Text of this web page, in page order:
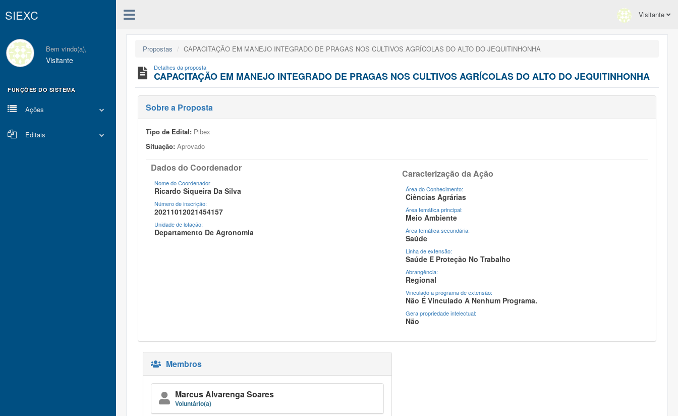
SIEXC
Bem vindo(a),
Visitante
FUNÇÕES DO SISTEMA
Ações
Editais
Visitante
Propostas CAPACITAÇÃO EM MANEJO INTEGRADO DE PRAGAS NOS CULTIVOS AGRÍCOLAS DO ALTO DO JEQUITINHONHA
Detalhes da proposta
CAPACITAÇÃO EM MANEJO INTEGRADO DE PRAGAS NOS CULTIVOS AGRÍCOLAS DO ALTO DO JEQUITINHONHA
Sobre a Proposta
Tipo de Edital: Pibex
Situação: Aprovado
Dados do Coordenador
Nome do Coordenador
Ricardo Siqueira Da Silva
Número de inscrição:
20211012021454157
Unidade de lotação:
Departamento De Agronomia
Caracterização da Ação
Área do Conhecimento:
Ciências Agrárias
Área temática principal:
Meio Ambiente
Área temática secundária:
Saúde
Linha de extensão:
Saúde E Proteção No Trabalho
Abrangência:
Regional
Vinculado a programa de extensão:
Não É Vinculado A Nenhum Programa.
Gera propriedade intelectual:
Não
Membros
Marcus Alvarenga Soares
Voluntário(a)